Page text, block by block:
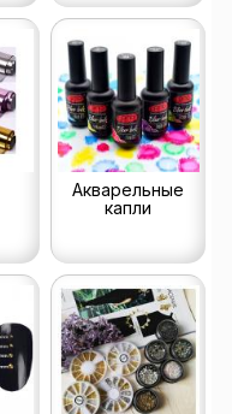
Акварельные
капли